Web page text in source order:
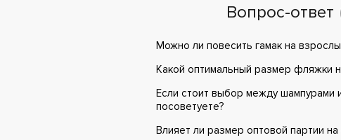
Вопрос-ответ
Можно ли повесить гамак на
Какой оптимальный размер фляжки
Если стоит выбор между шампурами
посоветуете?
Влияет ли размер оптовой партии на